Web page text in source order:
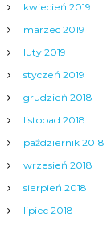
kwiecień 2019
marzec 2019
luty 2019
styczeń 2019
grudzień 2018
listopad 2018
październik 2018
wrzesień 2018
sierpień 2018
lipiec 2018